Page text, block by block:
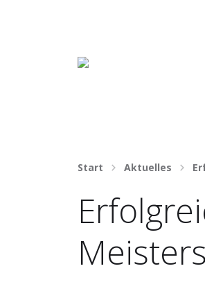
Häng nicht rum.
Start Aktuelles